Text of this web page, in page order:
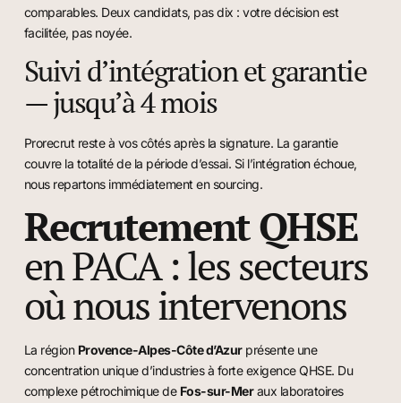
comparables. Deux candidats, pas dix : votre décision est
facilitée, pas noyée.
Suivi d’intégration et garantie
— jusqu’à 4 mois
Prorecrut reste à vos côtés après la signature. La garantie
couvre la totalité de la période d’essai. Si l’intégration échoue,
nous repartons immédiatement en sourcing.
Recrutement QHSE
en PACA : les secteurs
où nous intervenons
La région Provence-Alpes-Côte d’Azurprésente une
concentration unique d’industries à forte exigence QHSE. Du
complexe pétrochimique de Fos-sur-Meraux laboratoires